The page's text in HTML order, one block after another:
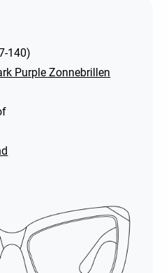
-140)
Purple Zonnebrillen